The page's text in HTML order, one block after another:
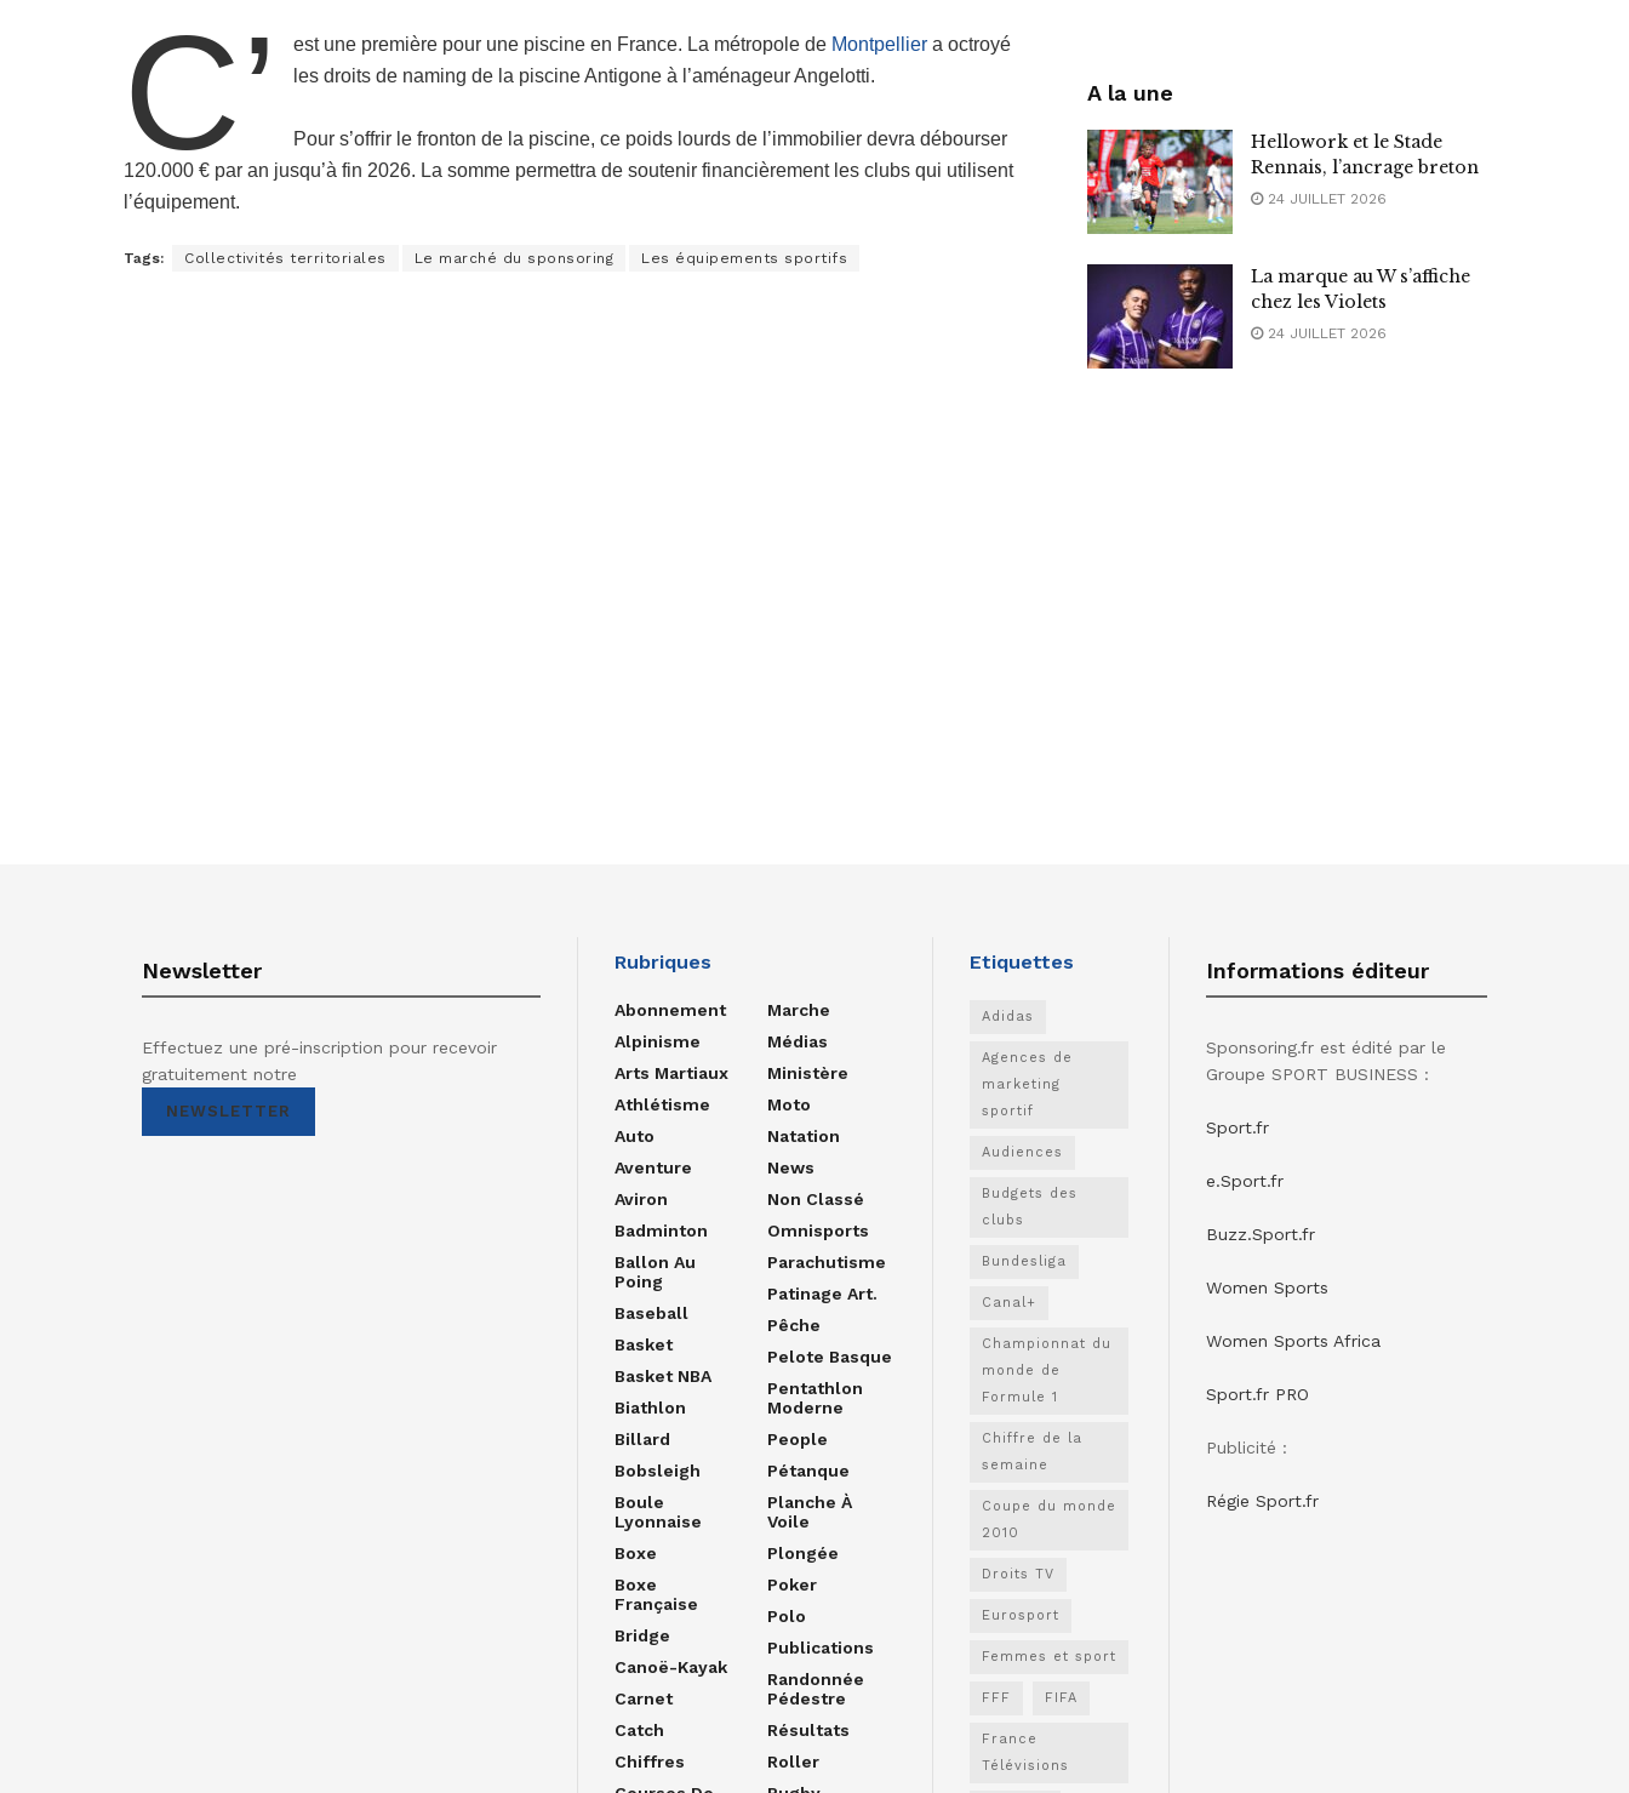
C’ est une première pour une piscine en France. La métropole de Montpellier a octroyé
les droits de naming de la piscine Antigone à l’aménageur Angelotti.
Pour s’offrir le fronton de la piscine, ce poids lourds de l’immobilier devra débourser
120.000 € par an jusqu’à fin 2026. La somme permettra de soutenir financièrement les clubs qui utilisent
l’équipement.
Tags: Collectivités territoriales Le marché du sponsoring Les équipements sportifs
A la une
Hellowork et le Stade
Rennais, l’ancrage breton
24 JUILLET 2026
La marque au W s’affiche
chez les Violets
24 JUILLET 2026
Newsletter
Effectuez une pré-inscription pour recevoir
gratuitement notre
NEWSLETTER
Rubriques
Abonnement
Alpinisme
Arts Martiaux
Athlétisme
Auto
Aventure
Aviron
Badminton
Ballon Au
Poing
Baseball
Basket
Basket NBA
Biathlon
Billard
Bobsleigh
Boule
Lyonnaise
Boxe
Boxe
Française
Bridge
Canoë-Kayak
Carnet
Catch
Chiffres
Marche
Médias
Ministère
Moto
Natation
News
Non Classé
Omnisports
Parachutisme
Patinage Art.
Pêche
Pelote Basque
Pentathlon
Moderne
People
Pétanque
Planche À
Voile
Plongée
Poker
Polo
Publications
Randonnée
Pédestre
Résultats
Roller
Etiquettes
Adidas
Agences de
marketing
sportif
Audiences
Budgets des
clubs
Bundesliga
Canal+
Championnat du
monde de
Formule 1
Chiffre de la
semaine
Coupe du monde
2010
Droits TV
Eurosport
Femmes et sport
FFF FIFA
France
Télévisions
Informations éditeur
Sponsoring.fr est édité par le
Groupe SPORT BUSINESS :
Sport.fr
e.Sport.fr
Buzz.Sport.fr
Women Sports
Women Sports Africa
Sport.fr PRO
Publicité :
Régie Sport.fr